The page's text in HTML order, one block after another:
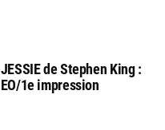
JESSIE de Stephen King :
EO/1e impression